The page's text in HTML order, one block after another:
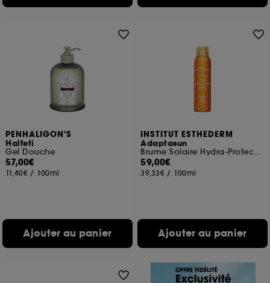
PENHALIGON'S
Halfeti
Gel Douche
57,00€
11,40€ / 100ml
Ajouter au panier
INSTITUT ESTHEDERM
Adaptasun
Brume Solaire Hydra-Protectrrice Corps
59,00€
39,33€ / 100ml
Ajouter au panier